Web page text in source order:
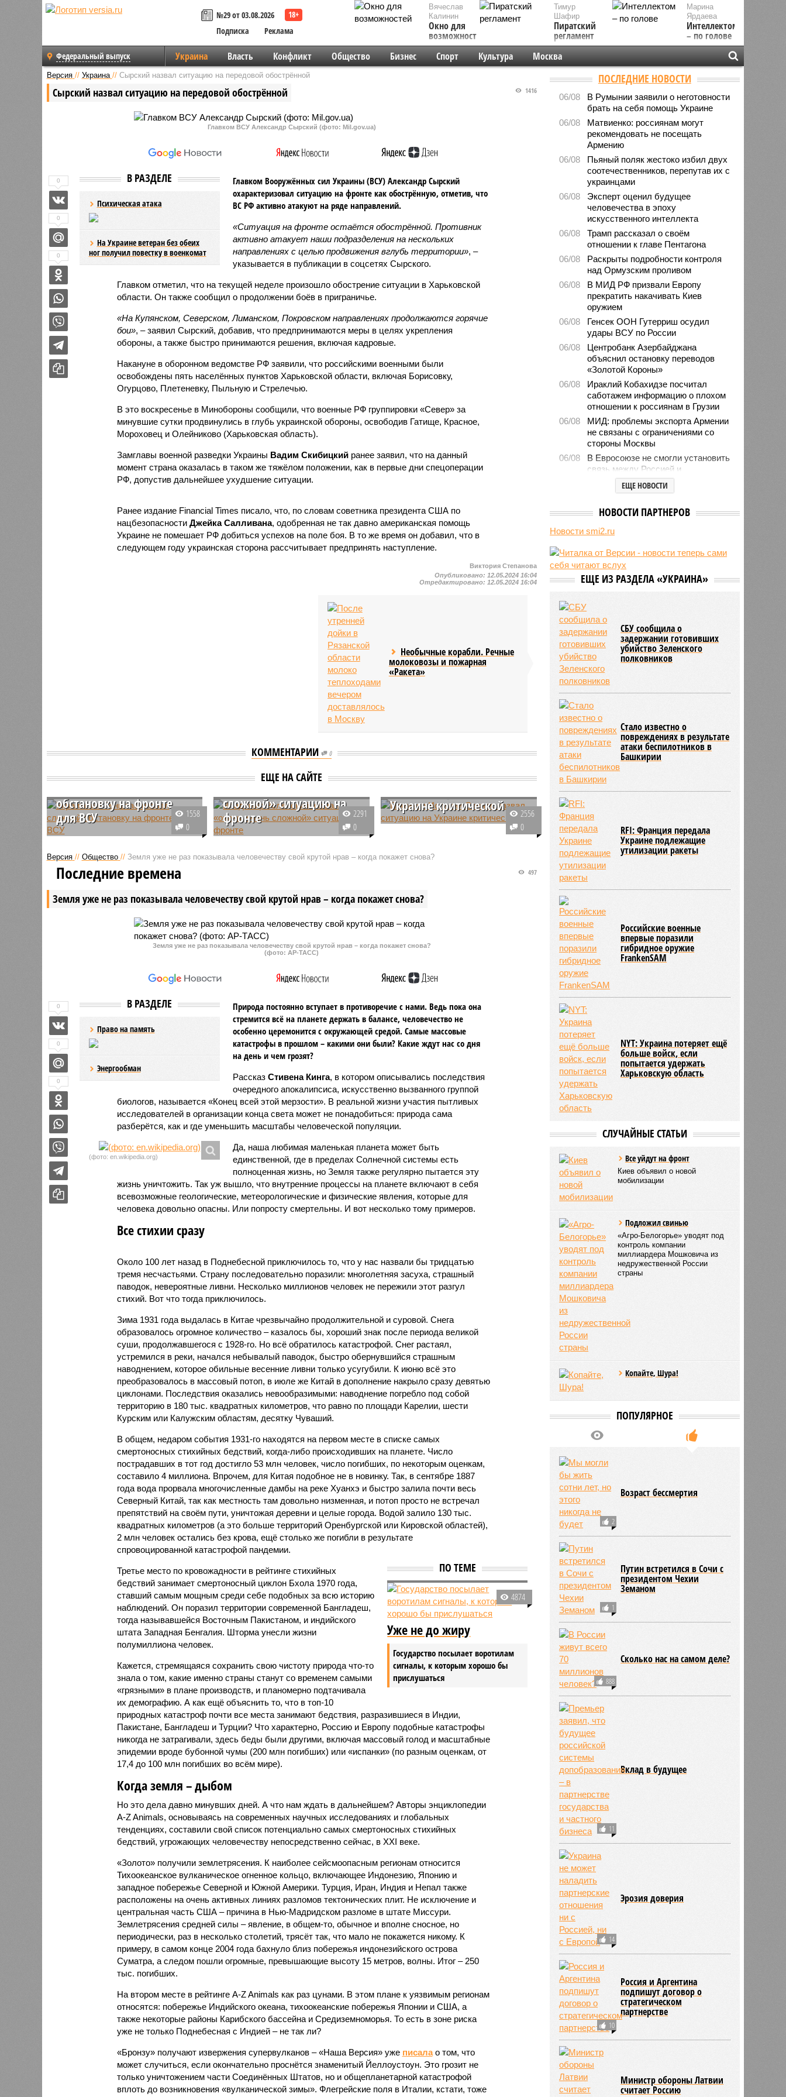
№29 от 03.08.2026
Подписка
Реклама
Вячеслав
Калинин
Окно для
возможностей
Марина
Ярдаева
Интеллектом
– по голове
Тимур
Шафир
Пиратский
регламент
Федеральный выпуск Украина Власть Конфликт Общество Бизнес Спорт Культура Москва
Версия // Украина // Сырский назвал ситуацию на передовой обострённой
Сырский назвал ситуацию на передовой обострённой 1416
Главком ВСУ Александр Сырский (фото: Mil.gov.ua)
В РАЗДЕЛЕ
Психическая атака
На Украине ветеран без обеих
ног получил повестку в военкомат
Главком Вооружённых сил Украины (ВСУ) Александр Сырский
охарактеризовал ситуацию на фронте как обострённую, отметив, что
ВС РФ активно атакуют на ряде направлений.
«Ситуация на фронте остаётся обострённой. Противник
активно атакует наши подразделения на нескольких
направлениях с целью продвижения вглубь территории», –
указывается в публикации в соцсетях Сырского.
Главком отметил, что на текущей неделе произошло обострение ситуации в Харьковской
области. Он также сообщил о продолжении боёв в приграничье.
«На Купянском, Северском, Лиманском, Покровском направлениях продолжаются горячие
бои», – заявил Сырский, добавив, что предпринимаются меры в целях укрепления
обороны, а также быстро принимаются решения, включая кадровые.
Накануне в оборонном ведомстве РФ заявили, что российскими военными были
освобождены пять населённых пунктов Харьковской области, включая Борисовку,
Огурцово, Плетеневку, Пыльную и Стрелечью.
В это воскресенье в Минобороны сообщили, что военные РФ группировки «Север» за
минувшие сутки продвинулись в глубь украинской обороны, освободив Гатище, Красное,
Мороховец и Олейниково (Харьковская область).
Замглавы военной разведки Украины Вадим Скибицкийранее заявил, что на данный
момент страна оказалась в таком же тяжёлом положении, как в первые дни спецоперации
РФ, допустив дальнейшее ухудшение ситуации.
Ранее издание Financial Times писало, что, по словам советника президента США по
нацбезопасности Джейка Салливана, одобренная не так давно американская помощь
Украине не помешает РФ добиться успехов на поле боя. В то же время он добавил, что в
следующем году украинская сторона рассчитывает предпринять наступление.
0
0
0
Виктория Степанова
Опубликовано: 12.05.2024 16:04
Отредактировано: 12.05.2024 16:04
Необычные корабли. Речные
молоковозы и пожарная
«Ракета»
КОММЕНТАРИИ 0
ЕЩЕ НА САЙТЕ
Украинский Генштаб
обстановку на фронте
для ВСУ
В Генштабе Вооружённых сил
ситуацию на передовой как
сложную для украинских войск,
отметив превосходство ВС РФ в
численности и техническом
1558
0
Владимир Зеленский
назвал «очень, очень
сложной» ситуацию на
фронте
Судя по всему, украинский лидер
относительно ситуации, которая
действий для ВСУ.
2291
0
Премьер Испании Санчес
Украине критической
Глава испанского кабмина Педро
Санчес сообщил о разговоре с
Зеленским, назвав сложившуюся
2556
0
Версия // Общество // Земля уже не раз показывала человечеству свой крутой нрав – когда покажет снова?
Земля уже не раз показывала человечеству свой крутой нрав – когда покажет снова?
497
Последние времена
Земля уже не раз показывала человечеству свой крутой нрав – когда покажет снова?
(фото: АР-ТАСС)
В РАЗДЕЛЕ
Право на память
Энергообман
Природа постоянно вступает в противоречие с нами. Ведь пока она
стремится всё на планете держать в балансе, человечество не
особенно церемонится с окружающей средой. Самые массовые
катастрофы в прошлом – какими они были? Какие ждут нас со дня
на день и чем грозят?
Рассказ Стивена Кинга, в котором описывались последствия
очередного апокалипсиса, искусственно вызванного группой
биологов, называется «Конец всей этой мерзости». В реальной жизни участия пытливых
исследователей в организации конца света может не понадобиться: природа сама
разберётся, как и где уменьшить масштабы человеческой популяции.
(фото: en.wikipedia.org)
Да, наша любимая маленькая планета может быть
единственной, где в пределах Солнечной системы есть
полноценная жизнь, но Земля также регулярно пытается эту
жизнь уничтожить. Так уж вышло, что внутренние процессы на планете включают в себя
всевозможные геологические, метеорологические и физические явления, которые для
человека довольно опасны. Или попросту смертельны. И вот несколько тому примеров.
Все стихии сразу
Около 100 лет назад в Поднебесной приключилось то, что у нас назвали бы тридцатью
тремя несчастьями. Страну последовательно поразили: многолетняя засуха, страшный
паводок, невероятные ливни. Несколько миллионов человек не пережили этот разгул
стихий. Вот что тогда приключилось.
Зима 1931 года выдалась в Китае чрезвычайно продолжительной и суровой. Снега
образовалось огромное количество – казалось бы, хороший знак после периода великой
суши, продолжавшегося с 1928-го. Но всё обратилось катастрофой. Снег растаял,
устремился в реки, начался небывалый паводок, быстро обернувшийся страшным
наводнением, которое обильные весенние ливни только усугубили. К июню всё это
преобразовалось в массовый потоп, в июле же Китай в дополнение накрыло сразу девятью
циклонами. Последствия оказались невообразимыми: наводнение погребло под собой
территорию в 180 тыс. квадратных километров, что равно по площади Карелии, шести
Курским или Калужским областям, десятку Чуваший.
В общем, недаром события 1931-го находятся на первом месте в списке самых
смертоносных стихийных бедствий, когда-либо происходивших на планете. Число
пострадавших в тот год достигло 53 млн человек, число погибших, по некоторым оценкам,
составило 4 миллиона. Впрочем, для Китая подобное не в новинку. Так, в сентябре 1887
года вода прорвала многочисленные дамбы на реке Хуанхэ и быстро залила почти весь
Северный Китай, так как местность там довольно низменная, и потоп просто не встречал
препятствий на своём пути, уничтожая деревни и целые города. Водой залило 130 тыс.
квадратных километров (а это больше территорий Оренбургской или Кировской областей),
2 млн человек остались без крова, ещё столько же погибли в результате
спровоцированной катастрофой пандемии.
ПО ТЕМЕ
4874
Уже не до жиру
Государство посылает воротилам
сигналы, к которым хорошо бы
прислушаться
Третье место по кровожадности в рейтинге стихийных
бедствий занимает смертоносный циклон Бхола 1970 года,
ставший самым мощным среди себе подобных за всю историю
наблюдений. Он поразил территории современной Бангладеш,
тогда называвшейся Восточным Пакистаном, и индийского
штата Западная Бенгалия. Шторма унесли жизни
полумиллиона человек.
Кажется, стремящаяся сохранить свою чистоту природа что-то
знала о том, какие именно страны станут со временем самыми
«грязными» в плане производств, и планомерно подтачивала
их демографию. А как ещё объяснить то, что в топ-10
природных катастроф почти все места занимают бедствия, разразившиеся в Индии,
Пакистане, Бангладеш и Турции? Что характерно, Россию и Европу подобные катастрофы
никогда не затрагивали, здесь беды были другими, включая массовый голод и масштабные
эпидемии вроде бубонной чумы (200 млн погибших) или «испанки» (по разным оценкам, от
17,4 до 100 млн погибших во всём мире).
Когда земля – дыбом
Но это дела давно минувших дней. А что нам ждать в дальнейшем? Авторы энциклопедии
A-Z Animals, основываясь на современных научных исследованиях и глобальных
тенденциях, составили свой список потенциально самых смертоносных стихийных
бедствий, угрожающих человечеству непосредственно сейчас, в XXI веке.
«Золото» получили землетрясения. К наиболее сейсмоопасным регионам относится
Тихоокеанское вулканическое огненное кольцо, включающее Индонезию, Японию и
западное побережье Северной и Южной Америки. Турция, Иран, Индия и Непал также
расположены на очень активных линиях разломов тектонических плит. Не исключение и
центральная часть США – причина в Нью-Мадридском разломе в штате Миссури.
Землетрясения средней силы – явление, в общем-то, обычное и вполне сносное, но
периодически, раз в несколько столетий, трясёт так, что мало не покажется никому. К
примеру, в самом конце 2004 года бахнуло близ побережья индонезийского острова
Суматра, а следом пошли огромные, превышающие высоту 15 метров, волны. Итог – 250
тыс. погибших.
На втором месте в рейтинге A-Z Animals как раз цунами. В этом плане к уязвимым регионам
относятся: побережье Индийского океана, тихо­океанские побережья Японии и США, а
также некоторые районы Карибского бассейна и Средиземноморья. То есть в зоне риска
уже не только Поднебесная с Индией – не так ли?
«Бронзу» получают извержения супервулканов – «Наша Версия» уже писалао том, что
может случиться, если окончательно проснётся знаменитый Йеллоустоун. Это грозит не
только уничтожением части Соединённых Штатов, но и общепланетарной катастрофой
вплоть до возникновения «вулканической зимы». Флегрейские поля в Италии, кстати, тоже
0
0
0
ПОСЛЕДНИЕ НОВОСТИ
06/08
В Румынии заявили о неготовности
брать на себя помощь Украине
06/08
Матвиенко: россиянам могут
рекомендовать не посещать
Армению
06/08
Пьяный поляк жестоко избил двух
соотечественников, перепутав их с
украинцами
06/08
Эксперт оценил будущее
человечества в эпоху
искусственного интеллекта
06/08
Трамп рассказал о своём
отношении к главе Пентагона
06/08
Раскрыты подробности контроля
над Ормузским проливом
06/08
В МИД РФ призвали Европу
прекратить накачивать Киев
оружием
06/08
Генсек ООН Гутерриш осудил
удары ВСУ по России
06/08
Центробанк Азербайджана
объяснил остановку переводов
«Золотой Короны»
06/08
Ираклий Кобахидзе посчитал
саботажем информацию о плохом
отношении к россиянам в Грузии
06/08
МИД: проблемы экспорта Армении
не связаны с ограничениями со
стороны Москвы
06/08
В Евросоюзе не смогли установить
связь между Россией и
миграционным кризисом в Сеуте
Ямпольская объяснила причины
ведущие вузы страны
06/08
Euractiv: закрытие границы с
экономики Финляндии
06/08
Минобрнауки осенью примет
решение о правилах приёма на
ЕЩЕ НОВОСТИ
НОВОСТИ ПАРТНЕРОВ
Новости smi2.ru
ЕЩЕ ИЗ РАЗДЕЛА «УКРАИНА»
СБУ сообщила о
задержании готовивших
убийство Зеленского
полковников
Стало известно о
повреждениях в результате
атаки беспилотников в
Башкирии
RFI: Франция передала
Украине подлежащие
утилизации ракеты
Российские военные
впервые поразили
гибридное оружие
FrankenSAM
NYT: Украина потеряет ещё
больше войск, если
попытается удержать
Харьковскую область
СЛУЧАЙНЫЕ СТАТЬИ
Все уйдут на фронт
Киев объявил о новой
мобилизации
Подложил свинью
«Агро-Белогорье» уводят под
контроль компании
миллиардера Мошковича из
недружественной России
страны
Копайте, Шура!
ПОПУЛЯРНОЕ
2
Возраст бессмертия
1
Путин встретился в Сочи с
президентом Чехии
Земаном
888
Сколько нас на самом деле?
11
Вклад в будущее
14
Эрозия доверия
10
Россия и Аргентина
подпишут договор о
стратегическом
партнерстве
Министр обороны Латвии
считает Россию